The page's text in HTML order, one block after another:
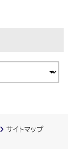
サイトマップ